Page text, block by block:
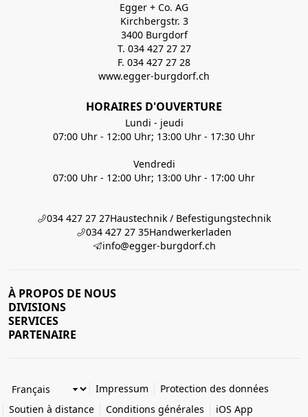
Egger + Co. AG
Kirchbergstr. 3
3400 Burgdorf
T. 034 427 27 27
F. 034 427 27 28
www.egger-burgdorf.ch
HORAIRES D'OUVERTURE
Lundi - jeudi
07:00 Uhr - 12:00 Uhr; 13:00 Uhr - 17:30 Uhr
Vendredi
07:00 Uhr - 12:00 Uhr; 13:00 Uhr - 17:00 Uhr
034 427 27 27Haustechnik / Befestigungstechnik
034 427 27 35Handwerkerladen
info@egger-burgdorf.ch
À PROPOS DE NOUS
DIVISIONS
SERVICES
PARTENAIRE
Impressum
Protection des données
Soutien à distance
Conditions générales
iOS App